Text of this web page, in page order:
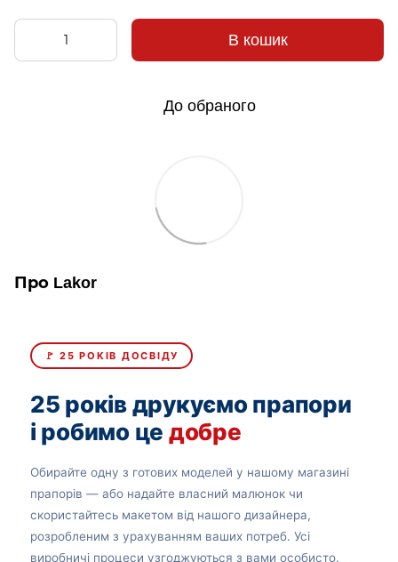
В кошик
До обраного
Про Lakor
🚩 25 РОКІВ ДОСВІДУ
25 років друкуємо прапори
і робимо це добре
Обирайте одну з готових моделей у нашому магазині
прапорів — або надайте власний малюнок чи
скористайтесь макетом від нашого дизайнера,
розробленим з урахуванням ваших потреб. Усі
виробничі процеси узгоджуються з вами особисто.